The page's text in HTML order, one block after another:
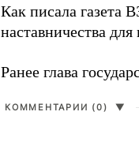
Как писала газета
наставничества
Ранее глава
КОММЕНТАРИИ (0) ▼